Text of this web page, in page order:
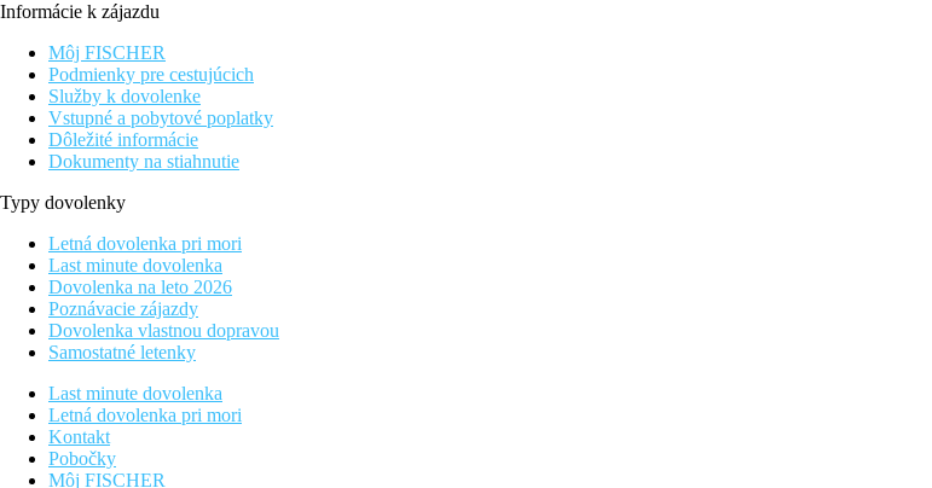
Informácie k zájazdu
Môj FISCHER
Podmienky pre cestujúcich
Služby k dovolenke
Vstupné a pobytové poplatky
Dôležité informácie
Dokumenty na stiahnutie
Typy dovolenky
Letná dovolenka pri mori
Last minute dovolenka
Dovolenka na leto 2026
Poznávacie zájazdy
Dovolenka vlastnou dopravou
Samostatné letenky
Last minute dovolenka
Letná dovolenka pri mori
Kontakt
Pobočky
Môj FISCHER